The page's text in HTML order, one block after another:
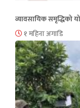
व्यावसायिक समृद्धिको
१ महिना अगाडि